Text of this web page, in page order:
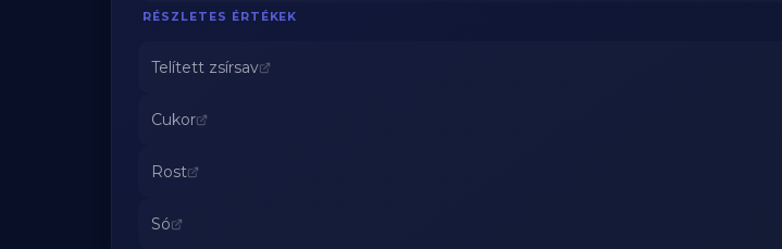
RÉSZLETES ÉRTÉKEK
Telített zsírsav
Cukor
Rost
Só